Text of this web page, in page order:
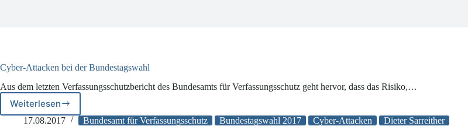
Cyber-Attacken bei der Bundestagswahl
Aus dem letzten Verfassungsschutzbericht des Bundesamts für Verfassungsschutz geht hervor, dass das Risiko,…
Weiterlesen
Cyber-
Attacken
17.08.2017 Bundesamt für Verfassungsschutz Bundestagswahl 2017 Cyber-Attacken Dieter Sarreither